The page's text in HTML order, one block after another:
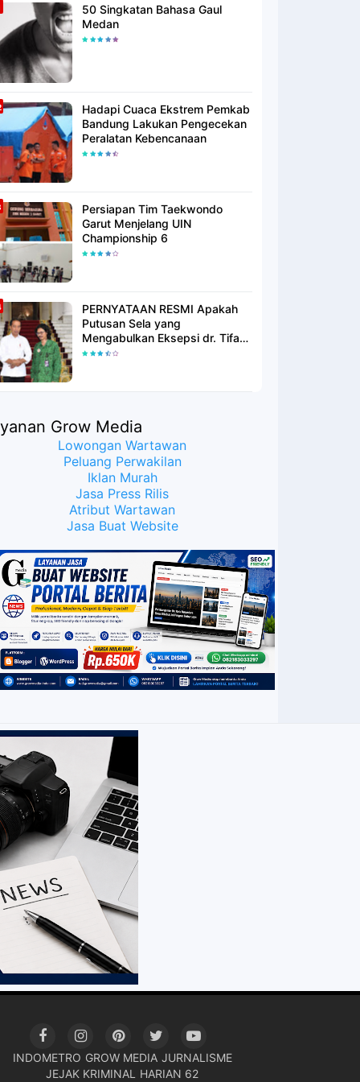
50 Singkatan Bahasa Gaul
Medan
Hadapi Cuaca Ekstrem Pemkab
Bandung Lakukan Pengecekan
Peralatan Kebencanaan
Persiapan Tim Taekwondo
Garut Menjelang UIN
Championship 6
PERNYATAAN RESMI Apakah
Putusan Sela yang
Mengabulkan Eksepsi dr. Tifa
Membuktikan atau Semakin
Grow Media
Lowongan Wartawan
Peluang Perwakilan
Iklan Murah
Jasa Press Rilis
Atribut Wartawan
Jasa Buat Website
INDOMETRO GROW MEDIA JURNALISME
JEJAK KRIMINAL
HARIAN 62